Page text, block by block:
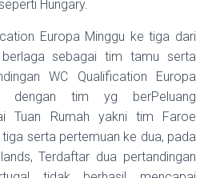
Hungary.
Europa Minggu ke tiga dari
sebagai tim tamu serta
WC Qualification Europa
dengan tim yg berPeluang
Tuan Rumah yakni tim Faroe
serta pertemuan ke dua, pada
Terdaftar dua pertandingan